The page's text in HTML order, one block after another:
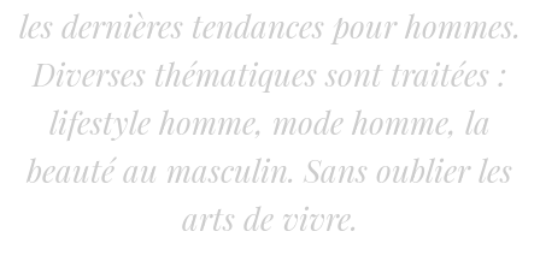
les dernières tendances pour hommes.
Diverses thématiques sont traitées :
lifestyle homme, mode homme, la
beauté au masculin. Sans oublier les
arts de vivre.